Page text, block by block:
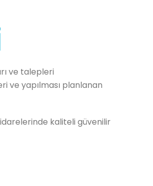
ve talepleri
ve yapılması planlanan
kaliteli güvenilir